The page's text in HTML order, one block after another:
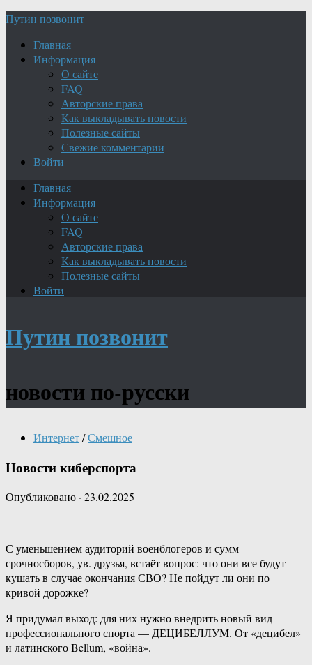
Путин позвонит
Главная
Информация
О сайте
FAQ
Авторские права
Как выкладывать новости
Полезные сайты
Свежие комментарии
Войти
Главная
Информация
О сайте
FAQ
Авторские права
Как выкладывать новости
Полезные сайты
Войти
Путин позвонит
новости по-русски
Интернет/Смешное
Новости киберспорта
Опубликовано · 23.02.2025
С уменьшением аудиторий военблогеров и сумм
срочносборов, ув. друзья, встаёт вопрос: что они все будут
кушать в случае окончания СВО? Не пойдут ли они по
кривой дорожке?
Я придумал выход: для них нужно внедрить новый вид
профессионального спорта — ДЕЦИБЕЛЛУМ. От «децибел»
и латинского Bellum, «война».